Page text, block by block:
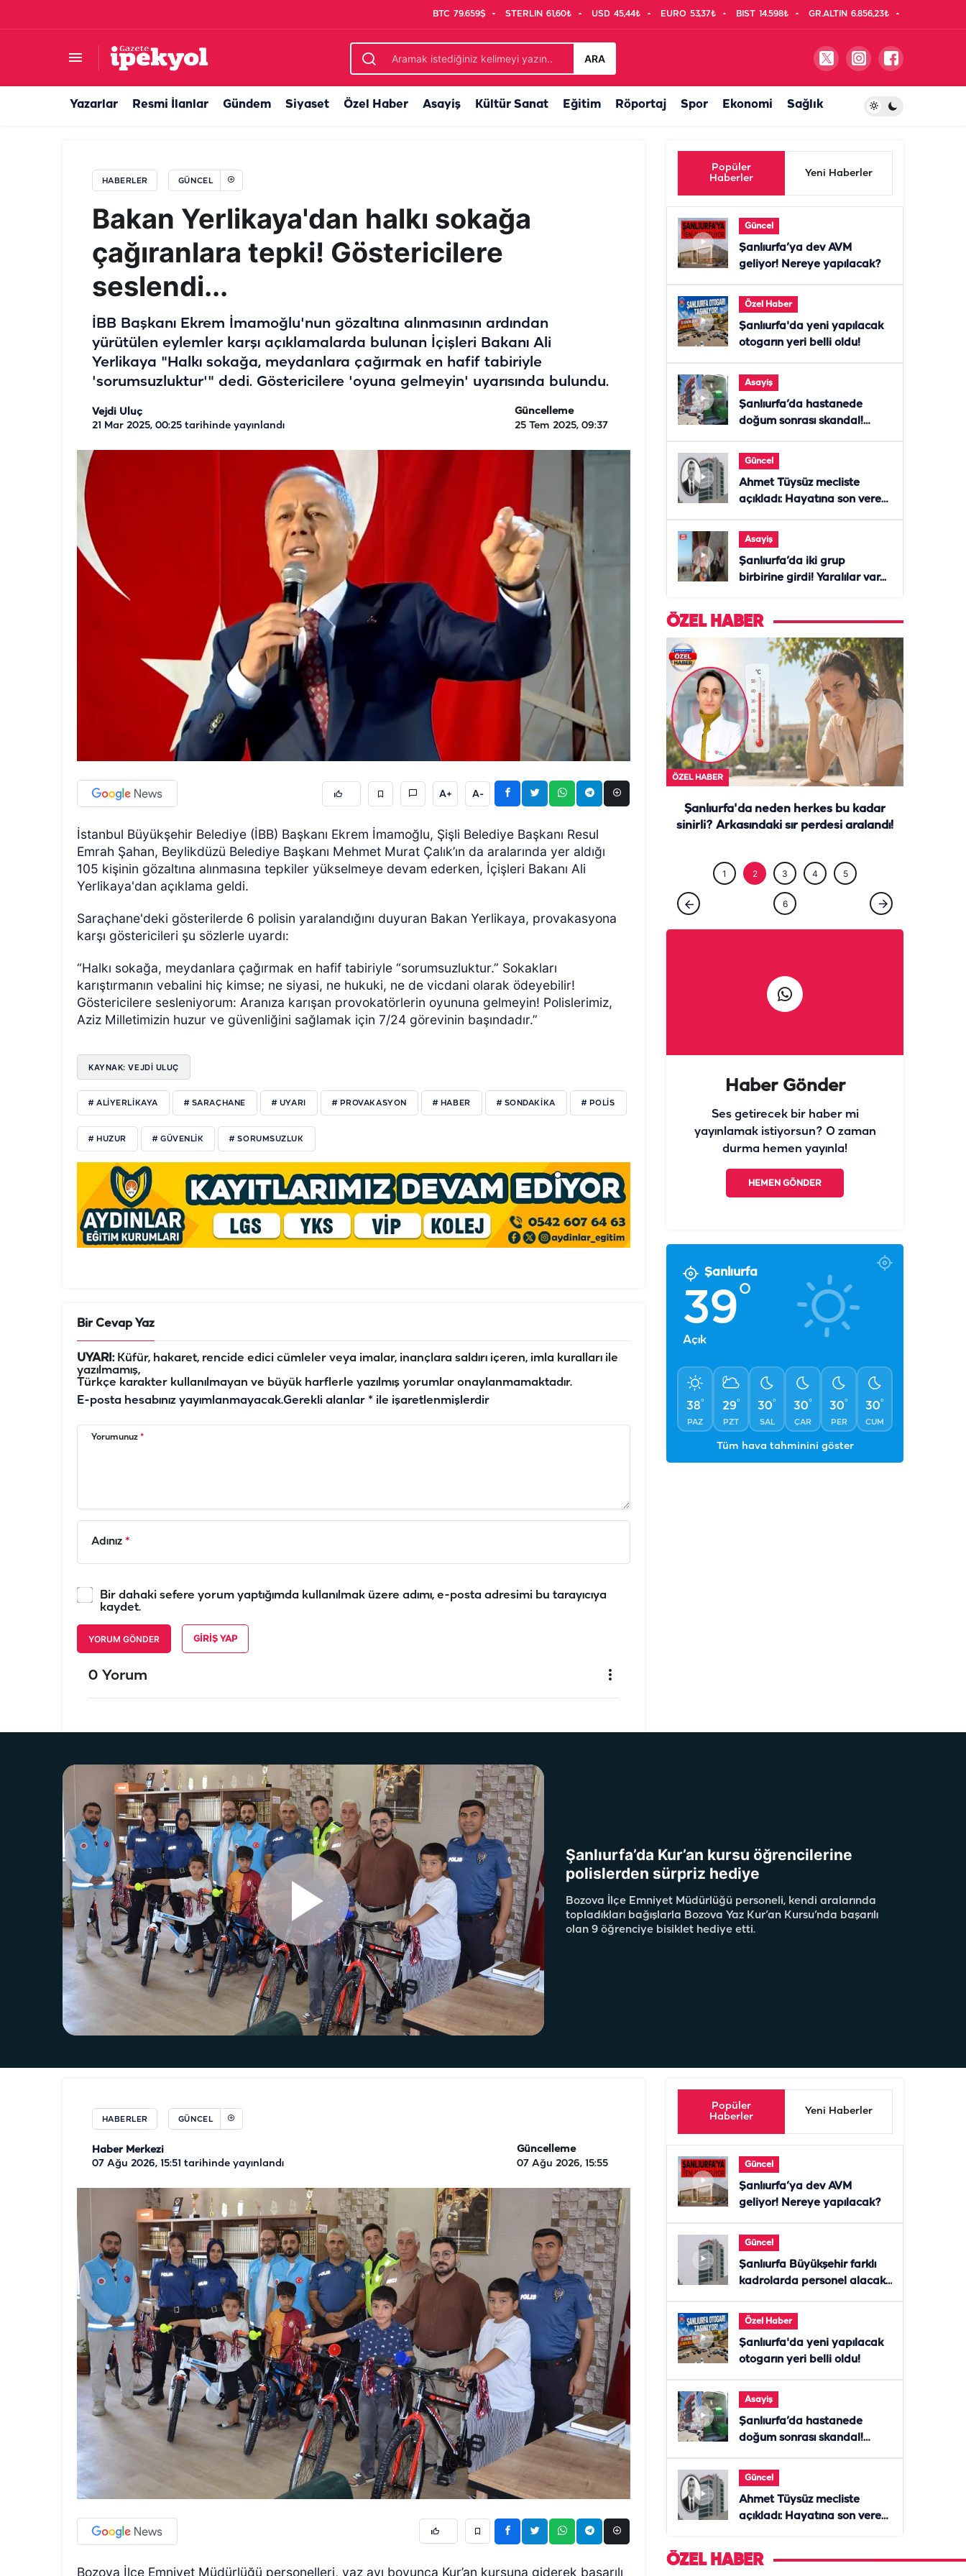
BTC 79.659$ STERLIN 61,60₺ USD 45,44₺ EURO 53,37₺ BIST 14.598₺ GR.ALTIN 6.856,23₺
ARA
Yazarlar Resmi İlanlar Gündem Siyaset Özel Haber Asayiş Kültür Sanat Eğitim Röportaj Spor Ekonomi Sağlık
HABERLER GÜNCEL
Bakan Yerlikaya'dan halkı sokağa
çağıranlara tepki! Göstericilere
seslendi...
İBB Başkanı Ekrem İmamoğlu'nun gözaltına alınmasının ardından
yürütülen eylemler karşı açıklamalarda bulunan İçişleri Bakanı Ali
Yerlikaya "Halkı sokağa, meydanlara çağırmak en hafif tabiriyle
'sorumsuzluktur'" dedi. Göstericilere 'oyuna gelmeyin' uyarısında bulundu.
Vejdi Uluç
21 Mar 2025, 00:25 tarihinde yayınlandı
Güncelleme
25 Tem 2025, 09:37
A+ A-
İstanbul Büyükşehir Belediye (İBB) Başkanı Ekrem İmamoğlu, Şişli Belediye Başkanı Resul
Emrah Şahan, Beylikdüzü Belediye Başkanı Mehmet Murat Çalık’ın da aralarında yer aldığı
105 kişinin gözaltına alınmasına tepkiler yükselmeye devam ederken, İçişleri Bakanı Ali
Yerlikaya'dan açıklama geldi.
Saraçhane'deki gösterilerde 6 polisin yaralandığını duyuran Bakan Yerlikaya, provakasyona
karşı göstericileri şu sözlerle uyardı:
“Halkı sokağa, meydanlara çağırmak en hafif tabiriyle “sorumsuzluktur.” Sokakları
karıştırmanın vebalini hiç kimse; ne siyasi, ne hukuki, ne de vicdani olarak ödeyebilir!
Göstericilere sesleniyorum: Aranıza karışan provokatörlerin oyununa gelmeyin! Polislerimiz,
Aziz Milletimizin huzur ve güvenliğini sağlamak için 7/24 görevinin başındadır.”
KAYNAK: VEJDI ULUÇ
# ALIYERLIKAYA # SARAÇHANE # UYARI # PROVAKASYON # HABER # SONDAKIKA # POLIS
# HUZUR # GÜVENLIK # SORUMSUZLUK
Bir Cevap Yaz
UYARI:Küfür, hakaret, rencide edici cümleler veya imalar, inançlara saldırı içeren, imla kuralları ile
yazılmamış,
Türkçe karakter kullanılmayan ve büyük harflerle yazılmış yorumlar onaylanmamaktadır.
E-posta hesabınız yayımlanmayacak.Gerekli alanlar * ile işaretlenmişlerdir
Yorumunuz *
Adınız *
Bir dahaki sefere yorum yaptığımda kullanılmak üzere adımı, e-posta adresimi bu tarayıcıya
kaydet.
YORUM GÖNDER GIRIŞ YAP
0 Yorum
Popüler
Haberler
Yeni Haberler
Güncel
Şanlıurfa’ya dev AVM
geliyor! Nereye yapılacak?
Özel Haber
Şanlıurfa'da yeni yapılacak
otogarın yeri belli oldu!
Asayiş
Şanlıurfa’da hastanede
doğum sonrası skandal!
Güncel
Ahmet Tüysüz mecliste
açıkladı: Hayatına son veren
ölmezdim" notunu bıraktı
Asayiş
Şanlıurfa’da iki grup
birbirine girdi! Yaralılar var...
ÖZEL HABER
ÖZEL HABER
Şanlıurfa'da neden herkes bu kadar
sinirli? Arkasındaki sır perdesi aralandı!
1 2 3 4 5
6
Haber Gönder
Ses getirecek bir haber mi
yayınlamak istiyorsun? O zaman
durma hemen yayınla!
HEMEN GÖNDER
Şanlıurfa
39°
Açık
38°
PAZ
29°
PZT
30°
SAL
30°
ÇAR
30°
PER
30°
CUM
Tüm hava tahminini göster
Şanlıurfa’da Kur’an kursu öğrencilerine
polislerden sürpriz hediye
Bozova İlçe Emniyet Müdürlüğü personeli, kendi aralarında
topladıkları bağışlarla Bozova Yaz Kur’an Kursu’nda başarılı
olan 9 öğrenciye bisiklet hediye etti.
HABERLER GÜNCEL
Haber Merkezi
07 Ağu 2026, 15:51 tarihinde yayınlandı
Güncelleme
07 Ağu 2026, 15:55
Bozova İlçe Emniyet Müdürlüğü personelleri, yaz ayı boyunca Kur’an kursuna giderek başarılı
Popüler
Haberler
Yeni Haberler
Güncel
Şanlıurfa’ya dev AVM
geliyor! Nereye yapılacak?
Güncel
Şanlıurfa Büyükşehir farklı
kadrolarda personel alacak!
Özel Haber
Şanlıurfa'da yeni yapılacak
otogarın yeri belli oldu!
Asayiş
Şanlıurfa’da hastanede
doğum sonrası skandal!
Güncel
Ahmet Tüysüz mecliste
açıkladı: Hayatına son veren
ÖZEL HABER
Urfa’da polis ve spor akademisi hayali olanlar müjde! Ücretsiz kurslar başladı